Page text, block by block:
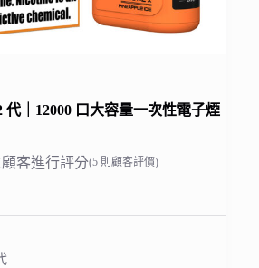
｜12000 口大容量一次性電子煙
客進行評分(5 則顧客評價)